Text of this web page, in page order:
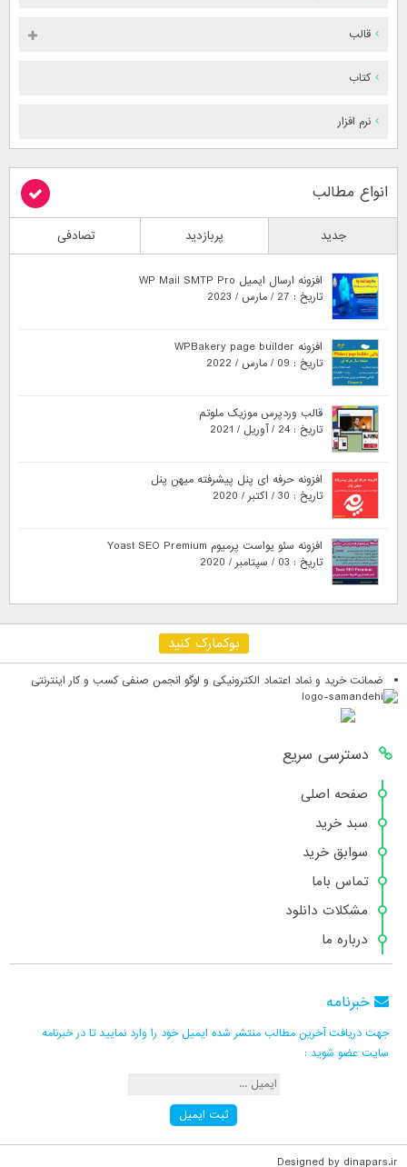
قالب
کتاب
نرم افزار
انواع مطالب
جدید پربازدید تصادفی
افزونه ارسال ایمیل WP Mail SMTP Pro
تاریخ : 27 / مارس / 2023
افزونه WPBakery page builder
تاریخ : 09 / مارس / 2022
قالب وردپرس موزیک ملوتم
تاریخ : 24 / آوریل / 2021
افزونه حرفه ای پنل پیشرفته میهن پنل
تاریخ : 30 / اکتبر / 2020
افزونه سئو یواست پرمیوم Yoast SEO Premium
تاریخ : 03 / سپتامبر / 2020
بوکمارک کنید
ضمانت خرید و نماد اعتماد الکترونیکی و لوگو انجمن صنفی کسب و کار اینترنتی
دسترسی سریع
صفحه اصلی
سبد خرید
سوابق خرید
تماس باما
مشکلات دانلود
درباره ما
خبرنامه
جهت دریافت آخرین مطالب منتشر شده ایمیل خود را وارد نمایید تا در خبرنامه
سایت عضو شوید :
Designed by dinapars.ir